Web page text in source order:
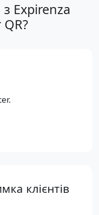
Expirenza
клієнтів